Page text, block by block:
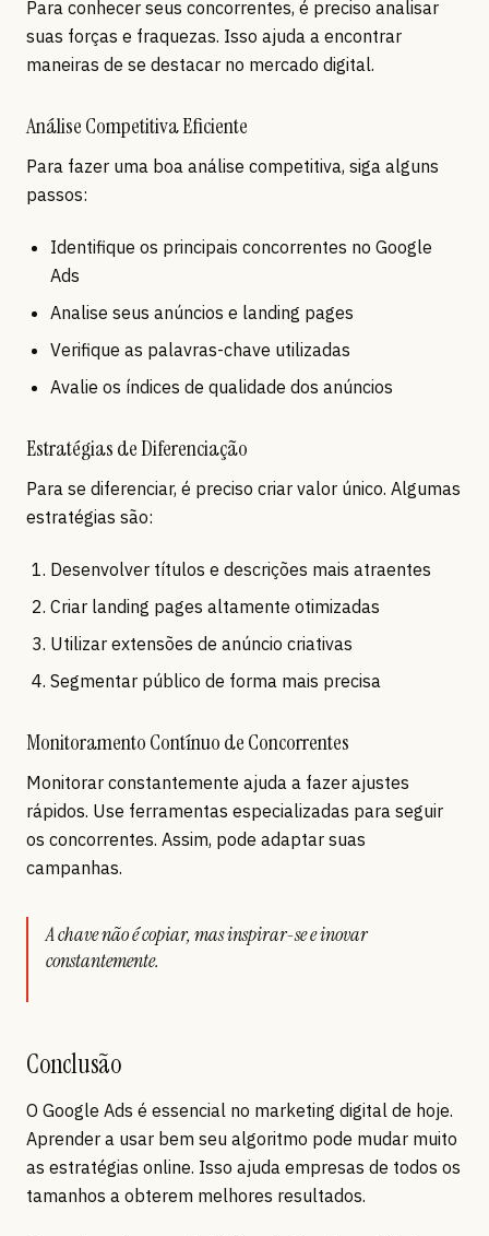
Para conhecer seus concorrentes, é preciso analisar
suas forças e fraquezas. Isso ajuda a encontrar
maneiras de se destacar no mercado digital.
Análise Competitiva Eficiente
Para fazer uma boa análise competitiva, siga alguns
passos:
Identifique os principais concorrentes no Google
Ads
Analise seus anúncios e landing pages
Verifique as palavras-chave utilizadas
Avalie os índices de qualidade dos anúncios
Estratégias de Diferenciação
Para se diferenciar, é preciso criar valor único. Algumas
estratégias são:
Desenvolver títulos e descrições mais atraentes
Criar landing pages altamente otimizadas
Utilizar extensões de anúncio criativas
Segmentar público de forma mais precisa
Monitoramento Contínuo de Concorrentes
Monitorar constantemente ajuda a fazer ajustes
rápidos. Use ferramentas especializadas para seguir
os concorrentes. Assim, pode adaptar suas
campanhas.
A chave não é copiar, mas inspirar-se e inovar
constantemente.
Conclusão
O Google Ads é essencial no marketing digital de hoje.
Aprender a usar bem seu algoritmo pode mudar muito
as estratégias online. Isso ajuda empresas de todos os
tamanhos a obterem melhores resultados.